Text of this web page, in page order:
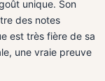
unique. Son
des notes
est très fière de sa
une vraie preuve